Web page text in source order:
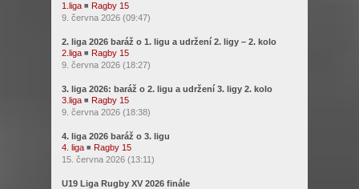
1.liga ◾ Ragby 15
9. června 2026 (09:47)
2. liga 2026 baráž o 1. ligu a udržení 2. ligy – 2. kolo
2.liga ◾ Ragby 15
9. června 2026 (18:27)
3. liga 2026: baráž o 2. ligu a udržení 3. ligy 2. kolo
3.liga ◾ Ragby 15
9. června 2026 (18:38)
4. liga 2026 baráž o 3. ligu
4. liga ◾ Ragby 15
15. června 2026 (13:11)
U19 Liga Rugby XV 2026 finále